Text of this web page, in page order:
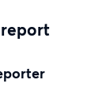
report